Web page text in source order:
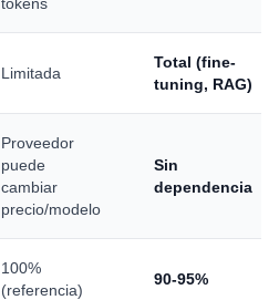
Limitada
Total (fine-
tuning, RAG)
Proveedor
puede
cambiar
precio/modelo
Sin
dependencia
100%
(referencia)
90-95%